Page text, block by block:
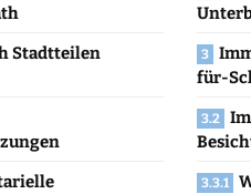
Stadtteilen
für-